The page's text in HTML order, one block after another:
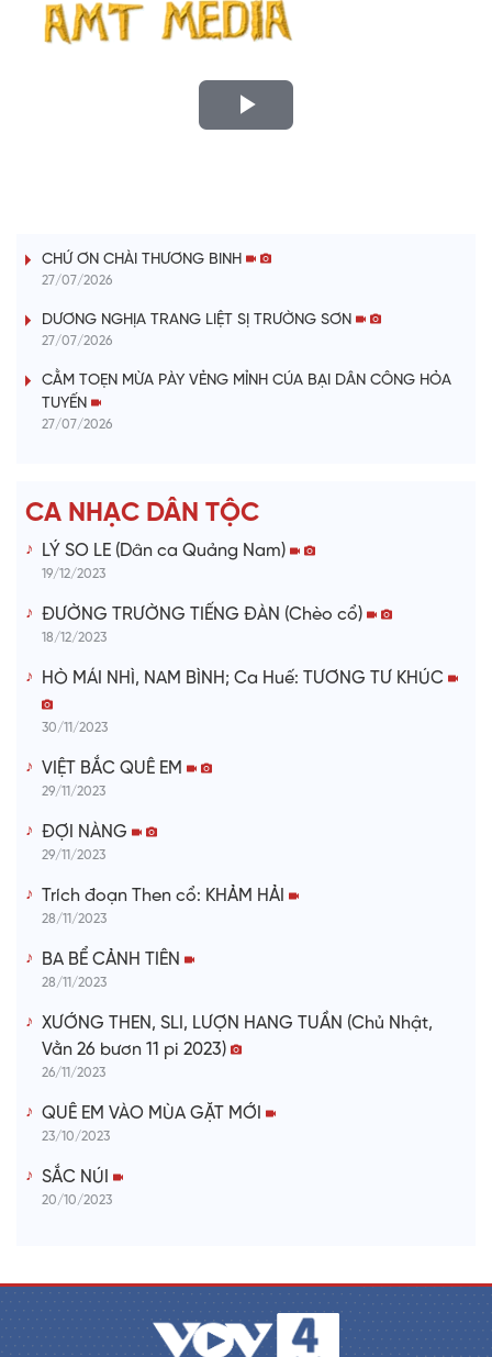
P
V
i
o
CHỨ ƠN CHÀI THƯƠNG BINH
27/07/2026
DƯƠNG NGHỊA TRANG LIỆT SỊ TRƯỜNG SƠN
27/07/2026
CẰM TOẸN MỪA PÀY VẺNG MỈNH CÚA BẠI DÂN CÔNG HỎA
TUYẾN
27/07/2026
CA NHẠC DÂN TỘC
LÝ SO LE (Dân ca Quảng Nam)
19/12/2023
ĐƯỜNG TRƯỜNG TIẾNG ĐÀN (Chèo cổ)
18/12/2023
HÒ MÁI NHÌ, NAM BÌNH; Ca Huế: TƯƠNG TƯ KHÚC
30/11/2023
VIỆT BẮC QUÊ EM
29/11/2023
ĐỢI NÀNG
29/11/2023
Trích đoạn Then cổ: KHẢM HẢI
28/11/2023
BA BỂ CẢNH TIÊN
28/11/2023
XƯỚNG THEN, SLI, LƯỢN HANG TUẦN (Chủ Nhật,
Vằn 26 bươn 11 pi 2023)
26/11/2023
QUÊ EM VÀO MÙA GẶT MỚI
23/10/2023
SẮC NÚI
20/10/2023